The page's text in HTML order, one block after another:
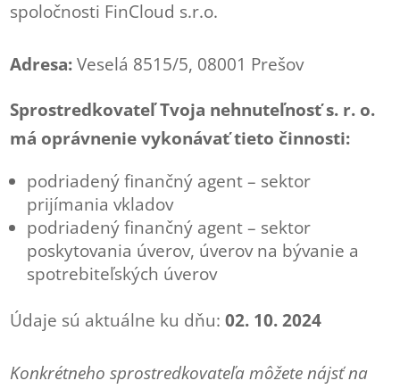
spoločnosti FinCloud s.r.o.
Adresa:Veselá 8515/5, 08001 Prešov
Sprostredkovateľ Tvoja nehnuteľnosť s. r. o.
má oprávnenie vykonávať tieto činnosti:
podriadený finančný agent – sektor
prijímania vkladov
podriadený finančný agent – sektor
poskytovania úverov, úverov na bývanie a
spotrebiteľských úverov
Údaje sú aktuálne ku dňu:02. 10. 2024
Konkrétneho sprostredkovateľa môžete nájsť na